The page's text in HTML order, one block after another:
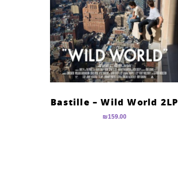
Bastille – Wild World 2LP
₪159.00